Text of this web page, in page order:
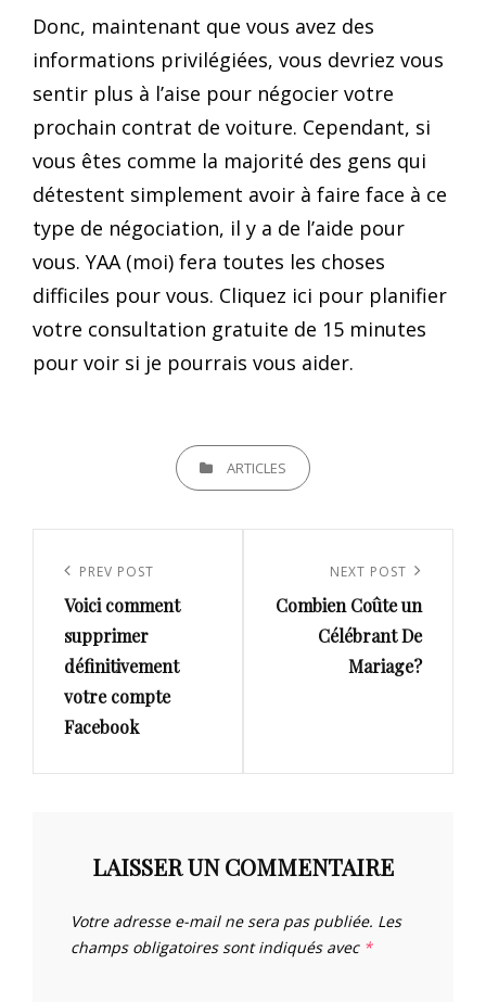
Donc, maintenant que vous avez des
informations privilégiées, vous devriez vous
sentir plus à l’aise pour négocier votre
prochain contrat de voiture. Cependant, si
vous êtes comme la majorité des gens qui
détestent simplement avoir à faire face à ce
type de négociation, il y a de l’aide pour
vous. YAA (moi) fera toutes les choses
difficiles pour vous. Cliquez ici pour planifier
votre consultation gratuite de 15 minutes
pour voir si je pourrais vous aider.
CATEGORIESARTICLES
l’article
Previous
Post
PREV POST
Voici comment
supprimer
définitivement
votre compte
Facebook
Post
NEXT POST
Combien Coûte un
Célébrant De
Mariage?
LAISSER UN COMMENTAIRE
Votre adresse e-mail ne sera pas publiée. Les
champs obligatoires sont indiqués avec *